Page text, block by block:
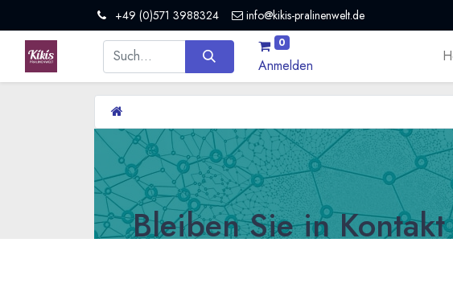
+49 (0)571 3988324 info@kikis-pralinenwelt.de
0
Anmelden
Bleiben Sie in